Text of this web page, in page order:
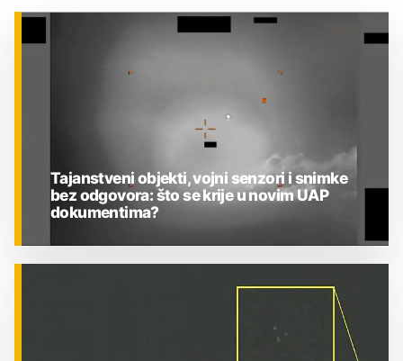
Tajanstveni objekti, vojni senzori i snimke
bez odgovora: što se krije u novim UAP
dokumentima?